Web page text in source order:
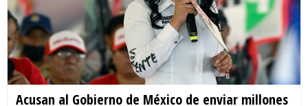
Acusan al Gobierno de México de enviar millones